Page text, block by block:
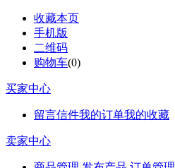
收藏本页
手机版
二维码
购物车(0)
买家中心
留言信件我的订单我的收藏
卖家中心